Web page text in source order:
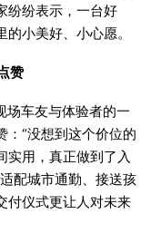
纷纷表示，一台好
小美好、小心愿。
赞
场车友与体验者的一
：“没想到这个价位的
实用，真正做到了入
配城市通勤、接送孩
付仪式更让人对未来